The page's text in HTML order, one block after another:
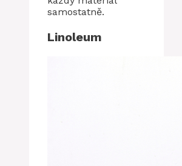
samostatně.
Linoleum